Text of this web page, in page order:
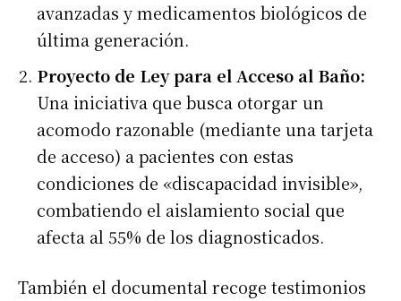
avanzadas y medicamentos biológicos de
última generación.
Proyecto de Ley para el Acceso al Baño:
Una iniciativa que busca otorgar un
acomodo razonable (mediante una tarjeta
de acceso) a pacientes con estas
condiciones de «discapacidad invisible»,
combatiendo el aislamiento social que
afecta al 55% de los diagnosticados.
También el documental recoge testimonios